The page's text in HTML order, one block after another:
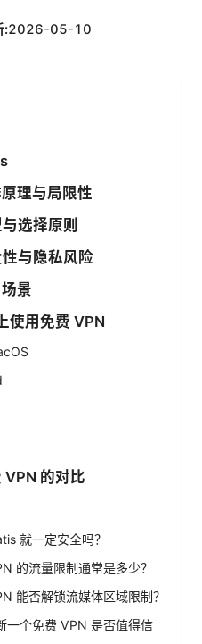
:2026-05-10
理与局限性
选择原则
与隐私风险
景
使用免费 VPN
VPN 的对比
就一定安全吗？
的流量限制通常是多少？
能否解锁流媒体区域限制？
一个免费 VPN 是否值得信